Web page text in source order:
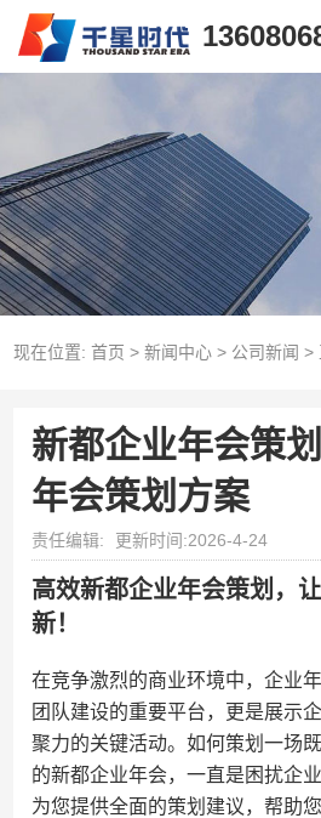
现在位置: 首页 > 新闻中心> 公司新闻 >
新都企业年会策
年会策划方案
责任编辑: 更新时间:2026-4-24
高效新都企业年会策划，
新！
在竞争激烈的商业环境中，企业
团队建设的重要平台，更是展示
聚力的关键活动。如何策划一场
的新都企业年会，一直是困扰企
为您提供全面的策划建议，帮助